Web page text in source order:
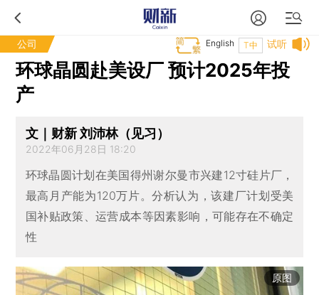
公司 试听
T中
English
环球晶圆赴美设厂 预计2025年投
产
文｜财新 刘沛林（见习）
2022年06月28日 18:20
环球晶圆计划在美国得州谢尔曼市兴建12寸硅片厂，
最高月产能为120万片。分析认为，该建厂计划受美
国补贴政策、运营成本等因素影响，可能存在不确定
性
原图